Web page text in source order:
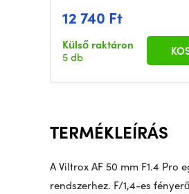
12 740 Ft
Külső raktáron
5 db
TERMÉKLEÍRÁS
A Viltrox AF 50 mm F1.4
rendszerhez. F/1,4-es